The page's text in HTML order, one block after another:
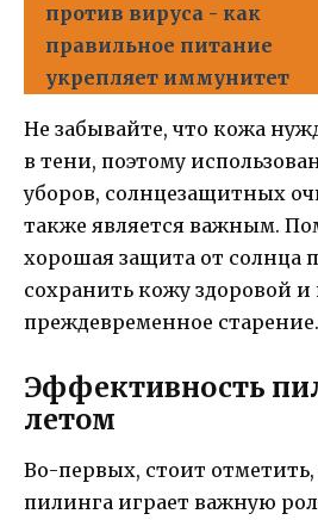
против вируса - как
правильное питание
укрепляет иммунитет
Не забывайте, что кожа
в тени, поэтому
уборов, солнцезащитных
также является важным.
хорошая защита от солнца
сохранить кожу здоровой и
преждевременное старение.
Эффективность
летом
Во-первых, стоит
пилинга играет важную